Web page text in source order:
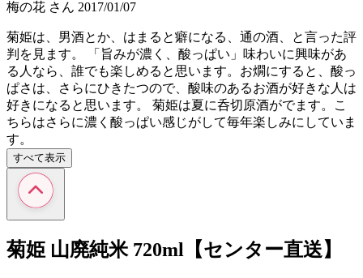
梅の花 さん 2017/01/07
菊姫は、男酒とか、はまると癖になる、通の酒、と言った評
判を見ます。 「旨みが濃く、酸っぱい」味わいに興味があ
る人なら、誰でも楽しめると思います。お燗にすると、酸っ
ぱさは、さらにひきたつので、酸味のあるお酒が好きな人は
好きになると思います。 菊姫は夏に呑切原酒がでます。こ
ちらはさらに濃く酸っぱい感じがして毎年楽しみにしていま
す。
すべて表示
菊姫 山廃純米 720ml【センター直送】